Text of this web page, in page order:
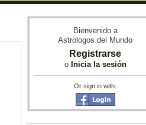
Bienvenido a
Astrologos del Mundo
Registrarse
o Inicia la sesión
Or sign in with: